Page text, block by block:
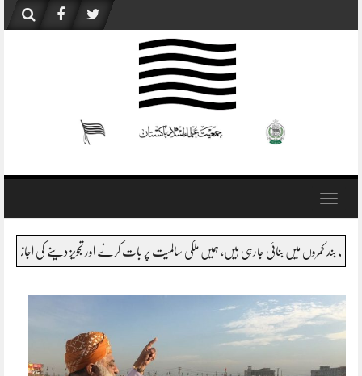
content
Toggle
نہیں ہے، وزیر اعظم صاحب کو اگر بتایا جائے قبائل یا اس سے متصل اضلاع